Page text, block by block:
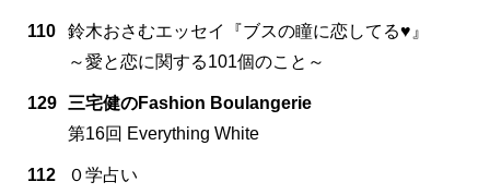
110
鈴木おさむエッセイ『ブスの瞳に恋してる♥』
～愛と恋に関する101個のこと～
129
三宅健のFashion Boulangerie
第16回 Everything White
112 ０学占い